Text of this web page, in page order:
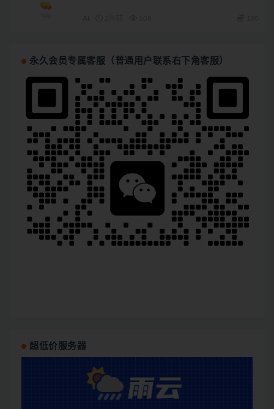
永久会员专属客服（普通用户联系右下角客服）
超低价服务器